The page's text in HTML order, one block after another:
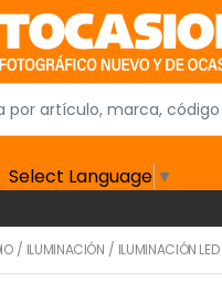
Select Language ▼
/ ILUMINACIÓN / ILUMINACIÓN LED